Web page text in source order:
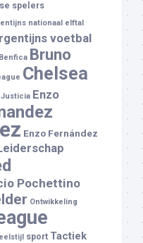
spelers
nationaal elftal
voetbal
Benfica Bruno
Chelsea
Justicia Enzo
Enzo Fernández
Pochettino
Ontwikkeling
sport Tactiek